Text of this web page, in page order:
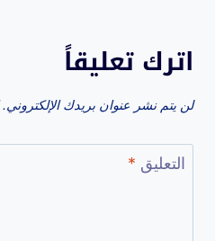
اترك تعليقاً
لن يتم نشر عنوان بريدك الإلكتروني.
التعليق *